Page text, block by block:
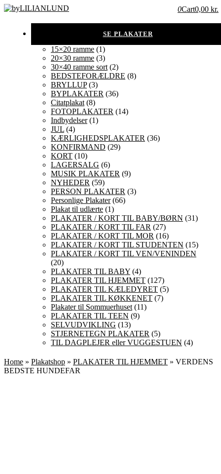
0Cart0,00 kr.
15×20 ramme (1)
20×30 ramme (3)
30×40 ramme sort (2)
BEDSTEFORÆLDRE (8)
BRYLLUP(3)
BYPLAKATER (36)
Citatplakat (8)
FOTOPLAKATER (14)
Indbydelser(1)
JUL (4)
KÆRLIGHEDSPLAKATER (36)
KONFIRMAND (29)
KORT (10)
LAGERSALG (6)
MUSIK PLAKATER (9)
NYHEDER (59)
PERSON PLAKATER (3)
Personlige Plakater(66)
Plakat til udlærte (1)
PLAKATER / KORT TIL BABY/BØRN (31)
PLAKATER / KORT TIL FAR (27)
PLAKATER / KORT TIL MOR (16)
PLAKATER / KORT TIL STUDENTEN (15)
PLAKATER / KORT TIL VEN/VENINDEN
(20)
PLAKATER TIL BABY (4)
PLAKATER TIL HJEMMET (127)
PLAKATER TIL KÆLEDYRET (5)
PLAKATER TIL KØKKENET (7)
Plakater til Sommuerhuset (11)
PLAKATER TIL TEEN (9)
SELVUDVIKLING (13)
STJERNETEGN PLAKATER (5)
TIL DAGPLEJER eller VUGGESTUEN (4)
Home » Plakatshop » PLAKATER TIL HJEMMET » VERDENS
BEDSTE HUNDEFAR